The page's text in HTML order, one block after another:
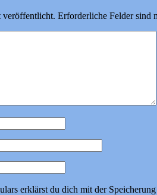
Erforderliche Felder sind
erklärst du dich mit der